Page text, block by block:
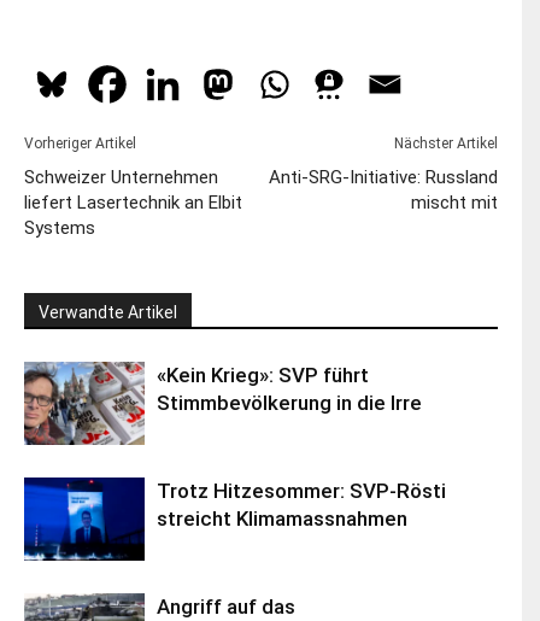
Vorheriger Artikel
Schweizer Unternehmen
liefert Lasertechnik an Elbit
Systems
Nächster Artikel
Anti-SRG-Initiative: Russland
mischt mit
Verwandte Artikel
«Kein Krieg»: SVP führt
Stimmbevölkerung in die Irre
Trotz Hitzesommer: SVP-Rösti
streicht Klimamassnahmen
Angriff auf das